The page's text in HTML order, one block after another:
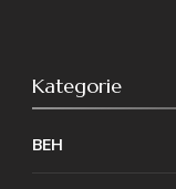
Kategorie
BEH